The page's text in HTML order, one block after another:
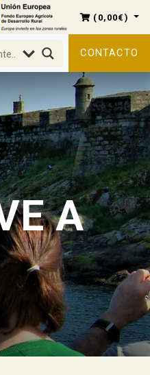
( 0,00€ )
CONTACTO
A